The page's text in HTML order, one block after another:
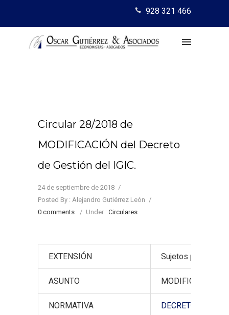
928 321 466
Circular 28/2018 de
MODIFICACIÓN del Decreto
de Gestión del IGIC.
24 de septiembre de 2018 /
Posted By : Alejandro Gutiérrez León /
0 comments
/ Under : Circulares
EXTENSIÓN Sujetos pasivos
ASUNTO MODIFICACION
NORMATIVA
DECRETO 111/